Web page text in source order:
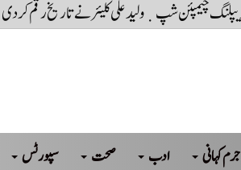
جرم کہانی ادب صحت سپورٹس